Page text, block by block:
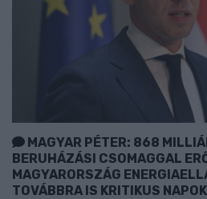
MAGYAR PÉTER: 868
BERUHÁZÁSI CSOMAGGAL
MAGYARORSZÁG
TOVÁBBRA IS KRITIKUS